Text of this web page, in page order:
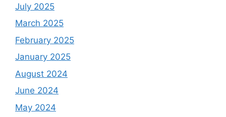
July 2025
March 2025
February 2025
January 2025
August 2024
June 2024
May 2024